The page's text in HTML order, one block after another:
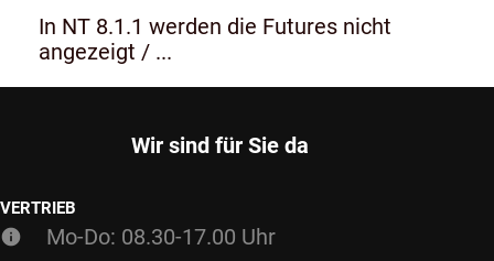
In NT 8.1.1 werden die Futures nicht
angezeigt / ...
Wir sind für Sie da
VERTRIEB
Mo-Do: 08.30-17.00 Uhr